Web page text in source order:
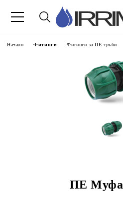
Начало Фитинги Фитинги за ПЕ тръби
ПЕ Муфа